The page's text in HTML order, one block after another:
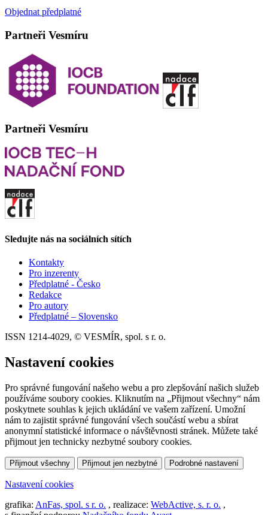
Objednat předplatné
Partneři Vesmíru
Partneři Vesmíru
Sledujte nás na sociálních sítích
Kontakty
Pro inzerenty
Předplatné - Česko
Redakce
Pro autory
Předplatné – Slovensko
ISSN 1214-4029, © VESMÍR, spol. s r. o.
Nastavení cookies
Pro správné fungování našeho webu a pro zlepšování našich služeb
používáme soubory cookies. Kliknutím na „Přijmout všechny“ nám
poskytnete souhlas k jejich ukládání ve vašem zařízení. Umožní
nám to zajistit správné fungování všech součástí webu a sbírat
anonymní statistické informace o návštěvnosti stránek. Můžete také
přijmout jen technicky nezbytné soubory cookies.
Přijmout všechny Přijmout jen nezbytné Podrobné nastavení
Nastavení cookies
grafika: AnFas, spol. s r. o. , realizace: WebActive, s. r. o. ,